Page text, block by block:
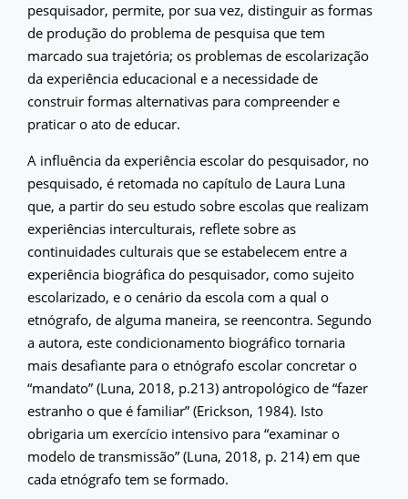
pesquisador, permite, por sua vez, distinguir as formas
de produção do problema de pesquisa que tem
marcado sua trajetória; os problemas de escolarização
da experiência educacional e a necessidade de
construir formas alternativas para compreender e
praticar o ato de educar.
A influência da experiência escolar do pesquisador, no
pesquisado, é retomada no capítulo de Laura Luna
que, a partir do seu estudo sobre escolas que realizam
experiências interculturais, reflete sobre as
continuidades culturais que se estabelecem entre a
experiência biográfica do pesquisador, como sujeito
escolarizado, e o cenário da escola com a qual o
etnógrafo, de alguma maneira, se reencontra. Segundo
a autora, este condicionamento biográfico tornaria
mais desafiante para o etnógrafo escolar concretar o
“mandato” (Luna, 2018, p.213) antropológico de “fazer
estranho o que é familiar” (Erickson, 1984). Isto
obrigaria um exercício intensivo para “examinar o
modelo de transmissão” (Luna, 2018, p. 214) em que
cada etnógrafo tem se formado.